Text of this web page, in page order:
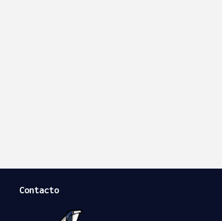
Contacto